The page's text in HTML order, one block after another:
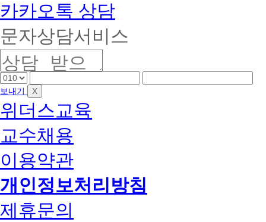
카카오톡 상담
문자상담서비스
핸
드
폰
앞
자
리
드
폰
중
간
자
리
드
보내기 X
위더스교육
교수채용
이용약관
개인정보처리방침
제휴문의